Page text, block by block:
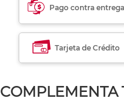
Pago contra entrega
Tarjeta de Crédito
COMPLEMENTA